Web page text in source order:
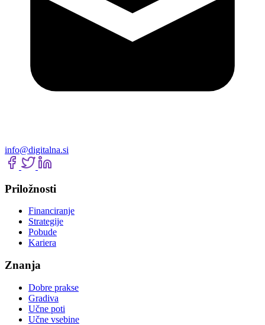
info@digitalna.si
Priložnosti
Financiranje
Strategije
Pobude
Kariera
Znanja
Dobre prakse
Gradiva
Učne poti
Učne vsebine